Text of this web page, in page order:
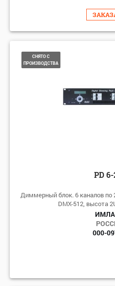
СНЯТО С
ПРОИЗВОДСТВА
PD
Диммерный блок. 6 каналов по
DMX-512, высота
000-